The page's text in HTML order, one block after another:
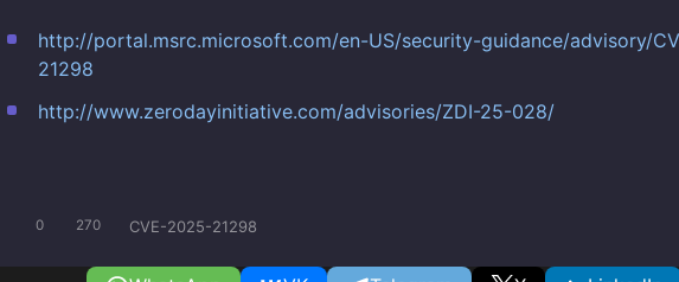
http://portal.msrc.microsoft.com/en-US/security-guidance/advisory/
21298
http://www.zerodayinitiative.com/advisories/ZDI-25-028/
0 270 CVE-2025-21298